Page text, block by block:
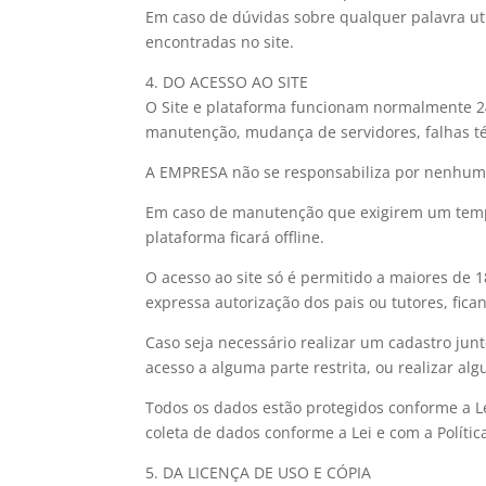
Em caso de dúvidas sobre qualquer palavra
encontradas no site.
4. DO ACESSO AO SITE
O Site e plataforma funcionam normalmente
manutenção, mudança de servidores, falhas
A EMPRESA não se responsabiliza por
Em caso de manutenção que exigirem um
plataforma ficará offline.
O acesso ao site só é permitido a maiores de
expressa autorização dos pais ou tutores,
Caso seja necessário realizar um cadastro
acesso a alguma parte restrita, ou realizar
Todos os dados estão protegidos conforme a
coleta de dados conforme a Lei e com a
5. DA LICENÇA DE USO E CÓPIA